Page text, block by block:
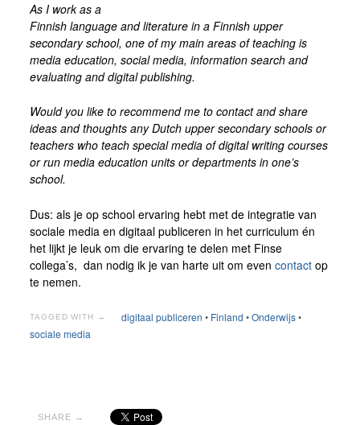
As I work as a
Finnish language and literature in a Finnish upper
secondary school, one of my main areas of teaching is
media education, social media, information search and
evaluating and digital publishing.
Would you like to recommend me to contact and share
ideas and thoughts any Dutch upper secondary schools or
teachers who teach special media of digital writing courses
or run media education units or departments in one’s
school.
Dus: als je op school ervaring hebt met de integratie van
sociale media en digitaal publiceren in het curriculum én
het lijkt je leuk om die ervaring te delen met Finse
collega’s, dan nodig ik je van harte uit om even contactop
te nemen.
TAGGED WITH → digitaal publiceren • Finland •Onderwijs•
sociale media
SHARE →